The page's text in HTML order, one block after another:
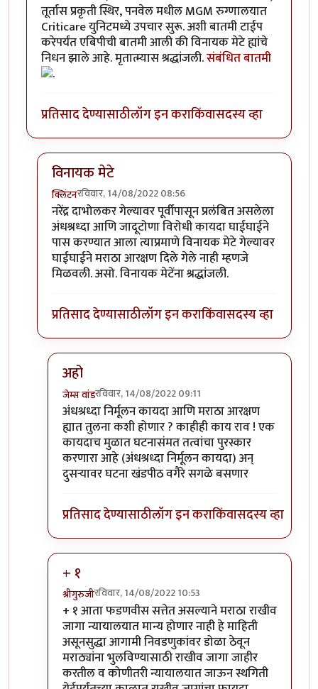
तूर्तास प्रकृती स्थिर, पनवेल मधील MGM रुग्णालयात
Criticare युनिटमध्ये उपचार सुरू. अशी बातमी टाईप
करेपर्यंत एबिपीची बातमी आली की विनायक मेटे ह्यांचे
निधन झाले आहे. मृतात्म्यास श्रद्धांजली.संबंधित बातमी
प्रतिसाद देण्यासाठीलॉग इन कराकिंवासदस्य व्हा
विनायक मेटे
क्लिंटनरविवार, 14/08/2022 08:56
In reply toशिवसंग्रामचे नेतेbyजेम्स वांड
नरेंद्र दाभोलकर गेल्यावर पूर्वीपासून प्रलंबित असलेला
अंधश्रध्दा आणि जादूटोणा विरोधी कायदा घाईघाईने
पास करण्यात आला त्याप्रमाणे विनायक मेटे गेल्यावर
घाईघाईने मराठा आरक्षण दिले गेले नाही म्हणजे
मिळवली. असो. विनायक मेटेंना श्रद्धांजली.
प्रतिसाद देण्यासाठीलॉग इन कराकिंवासदस्य व्हा
अहो
जेम्स वांडरविवार, 14/08/2022 09:11
In reply toविनायक मेटेbyक्लिंटन
अंधश्रध्दा निर्मूलन कायदा आणि मराठा आरक्षण
ह्यात तुलना कशी होणार ? काहीही काय राव ! एक
कायदाच मुळात घटनासंमत तत्वांचा पुरस्कार
करणारा आहे (अंधश्रध्दा निर्मूलन कायदा) अन्
दुसऱ्यावर घटना खंडपीठ वगैरे सगळे बसणार
प्रतिसाद देण्यासाठीलॉग इन कराकिंवासदस्य व्हा
+ १
श्रीगुरुजीरविवार, 14/08/2022 10:53
In reply toविनायक मेटेbyक्लिंटन
+ १ आता फडणवीस सत्तेत असल्याने मराठा राखीव
जागा न्यायालयात मान्य होणार नाही हे माहिती
असूनसुद्धा आगामी निवडणुकांवर डोळा ठेवून
मराठ्यांना भुलविण्यासाठी राखीव जागा जाहीर
करतील व कोणीतरी न्यायालयात जाऊन स्थगिती